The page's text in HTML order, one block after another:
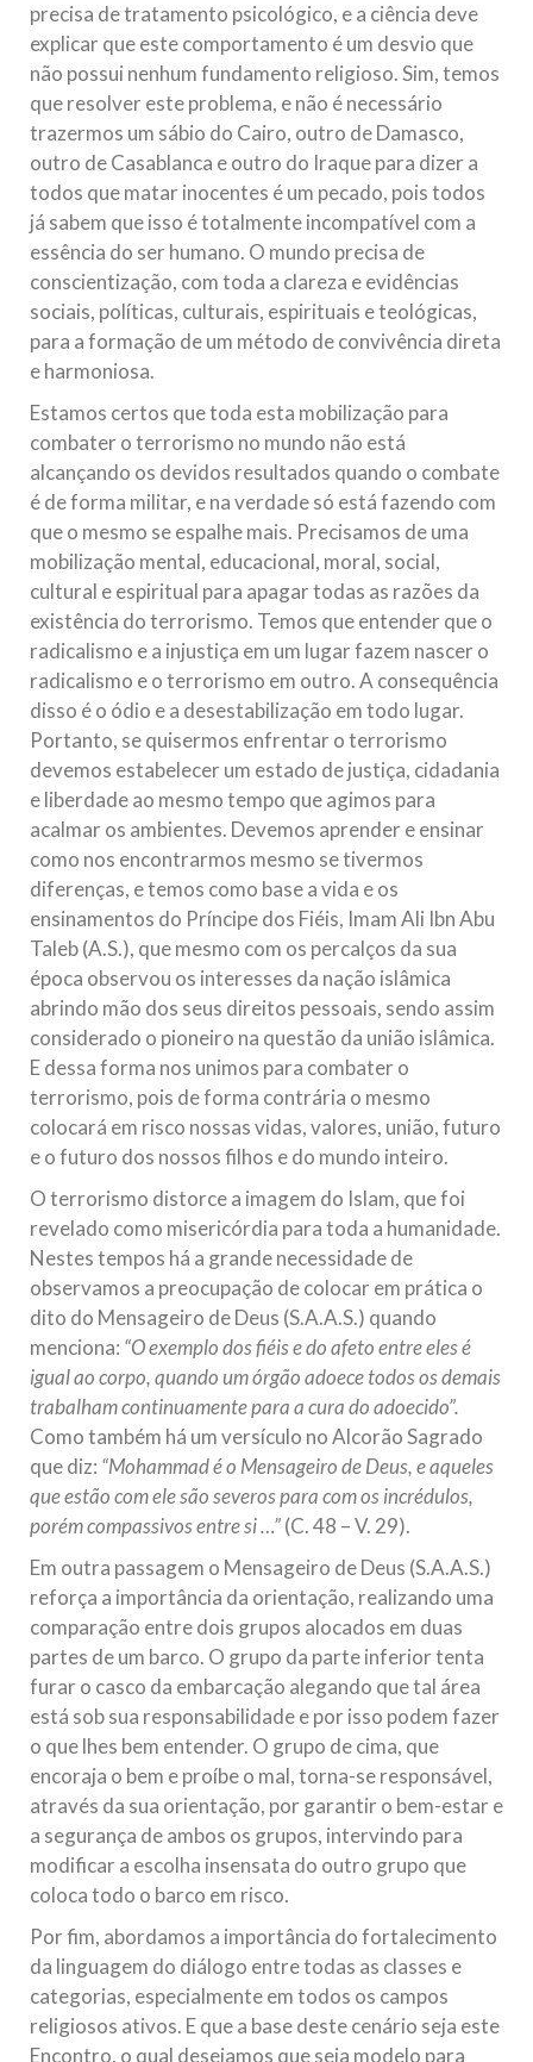
precisa de tratamento psicológico, e a ciência deve
explicar que este comportamento é um desvio que
não possui nenhum fundamento religioso. Sim, temos
que resolver este problema, e não é necessário
trazermos um sábio do Cairo, outro de Damasco,
outro de Casablanca e outro do Iraque para dizer a
todos que matar inocentes é um pecado, pois todos
já sabem que isso é totalmente incompatível com a
essência do ser humano. O mundo precisa de
conscientização, com toda a clareza e evidências
sociais, políticas, culturais, espirituais e teológicas,
para a formação de um método de convivência direta
e harmoniosa.
Estamos certos que toda esta mobilização para
combater o terrorismo no mundo não está
alcançando os devidos resultados quando o combate
é de forma militar, e na verdade só está fazendo com
que o mesmo se espalhe mais. Precisamos de uma
mobilização mental, educacional, moral, social,
cultural e espiritual para apagar todas as razões da
existência do terrorismo. Temos que entender que o
radicalismo e a injustiça em um lugar fazem nascer o
radicalismo e o terrorismo em outro. A consequência
disso é o ódio e a desestabilização em todo lugar.
Portanto, se quisermos enfrentar o terrorismo
devemos estabelecer um estado de justiça, cidadania
e liberdade ao mesmo tempo que agimos para
acalmar os ambientes. Devemos aprender e ensinar
como nos encontrarmos mesmo se tivermos
diferenças, e temos como base a vida e os
ensinamentos do Príncipe dos Fiéis, Imam Ali Ibn Abu
Taleb (A.S.), que mesmo com os percalços da sua
época observou os interesses da nação islâmica
abrindo mão dos seus direitos pessoais, sendo assim
considerado o pioneiro na questão da união islâmica.
E dessa forma nos unimos para combater o
terrorismo, pois de forma contrária o mesmo
colocará em risco nossas vidas, valores, união, futuro
e o futuro dos nossos filhos e do mundo inteiro.
O terrorismo distorce a imagem do Islam, que foi
revelado como misericórdia para toda a humanidade.
Nestes tempos há a grande necessidade de
observamos a preocupação de colocar em prática o
dito do Mensageiro de Deus (S.A.A.S.) quando
menciona: “O exemplo dos fiéis e do afeto entre eles é
igual ao corpo, quando um órgão adoece todos os demais
trabalham continuamente para a cura do adoecido”.
Como também há um versículo no Alcorão Sagrado
que diz: “Mohammad é o Mensageiro de Deus, e aqueles
que estão com ele são severos para com os incrédulos,
porém compassivos entre si …”(C. 48 – V. 29).
Em outra passagem o Mensageiro de Deus (S.A.A.S.)
reforça a importância da orientação, realizando uma
comparação entre dois grupos alocados em duas
partes de um barco. O grupo da parte inferior tenta
furar o casco da embarcação alegando que tal área
está sob sua responsabilidade e por isso podem fazer
o que lhes bem entender. O grupo de cima, que
encoraja o bem e proíbe o mal, torna-se responsável,
através da sua orientação, por garantir o bem-estar e
a segurança de ambos os grupos, intervindo para
modificar a escolha insensata do outro grupo que
coloca todo o barco em risco.
Por fim, abordamos a importância do fortalecimento
da linguagem do diálogo entre todas as classes e
categorias, especialmente em todos os campos
religiosos ativos. E que a base deste cenário seja este
Encontro, o qual desejamos que seja modelo para